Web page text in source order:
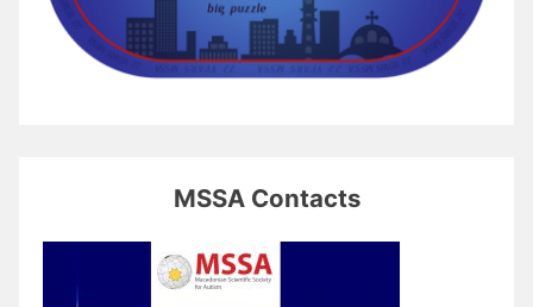
MSSA Contacts